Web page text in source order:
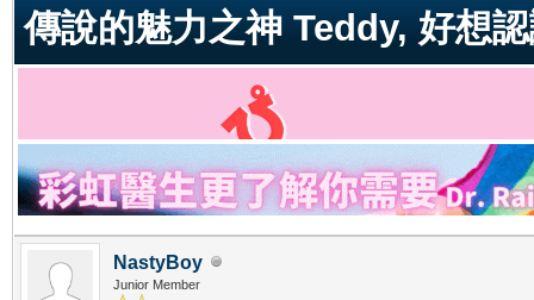
傳說的魅力之神 Teddy, 好想
NastyBoy
Junior Member